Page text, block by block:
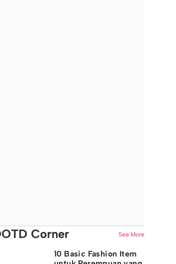
Corner See More
10 Basic Fashion Item